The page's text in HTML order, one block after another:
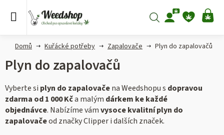
Hledat
Domů Kuřácké potřeby Zapalovače Plyn do zapalovačů
Plyn do zapalovačů
Vyberte si plyn do zapalovačena Weedshopu s dopravou
zdarma od 1 000 Kča malým dárkem ke každé
objednávce. Nabízíme vámvysoce kvalitní plyn do
zapalovačeod značky Clipper i dalších značek.